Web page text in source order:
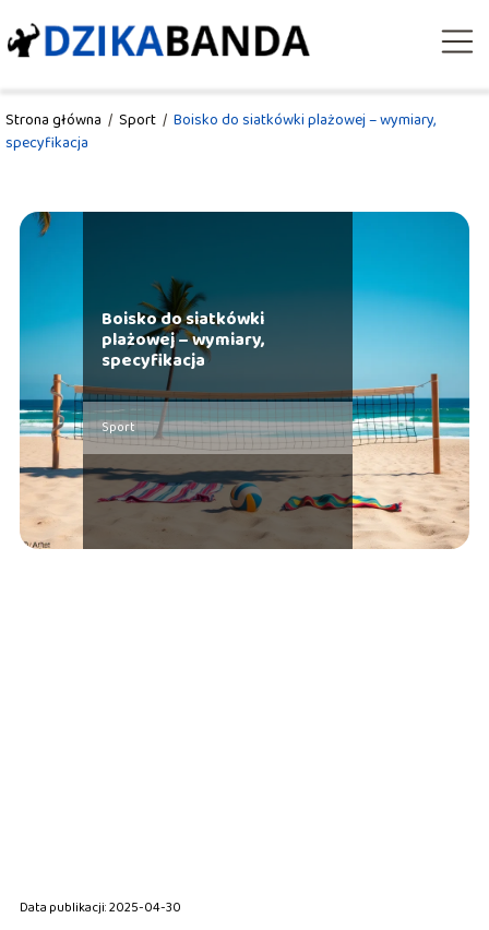
Strona główna / Sport / Boisko do siatkówki plażowej – wymiary,
specyfikacja
Boisko do siatkówki
plażowej – wymiary,
specyfikacja
Sport
Data publikacji: 2025-04-30